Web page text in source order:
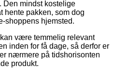
mindst kostelige
hente pakken, som dog
shoppens hjemsted.
være temmelig relevant
inden for få dage, så derfor er
nærmere på tidshorisonten
produkt.